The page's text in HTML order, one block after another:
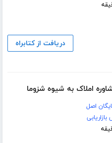
دریافت از کتابراه
املاک به شیوه شزوما
اصل